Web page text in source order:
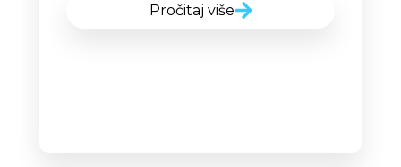
Pročitaj više